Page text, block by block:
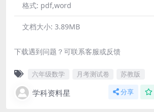
格式: pdf,word
文档大小: 3.89MB
下载遇到问题？可联系客服或反馈
六年级数学 月考测试卷 苏教版
学科资料星 分享